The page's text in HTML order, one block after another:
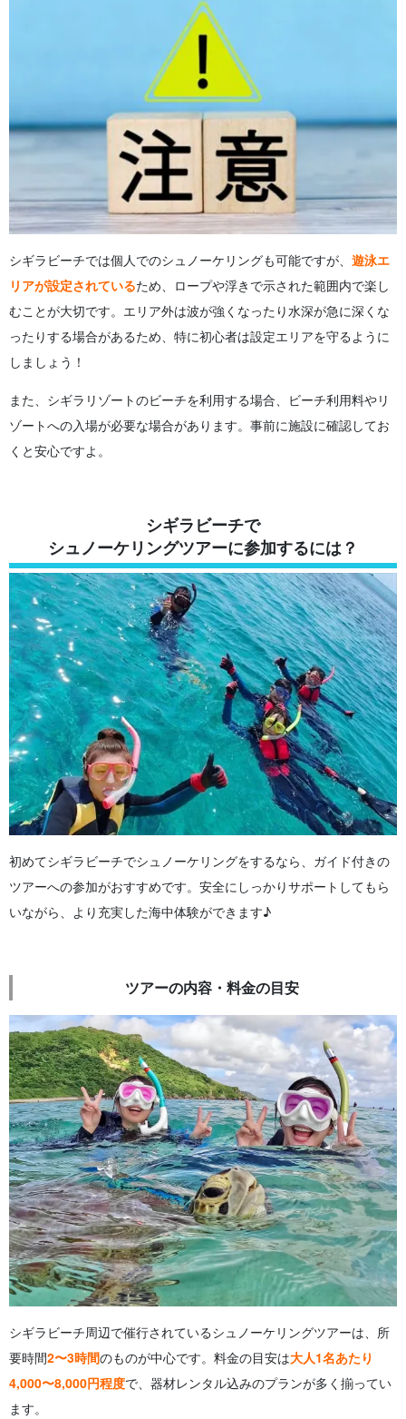
シギラビーチでは個人でのシュノーケリングも可能ですが、 遊泳エ
リアが設定されているため、ロープや浮きで示された範囲内で楽し
むことが大切です。エリア外は波が強くなったり水深が急に深くな
ったりする場合があるため、特に初心者は設定エリアを守るように
しましょう！
また、シギラリゾートのビーチを利用する場合、ビーチ利用料やリ
ゾートへの入場が必要な場合があります。事前に施設に確認してお
くと安心ですよ。
シギラビーチで
シュノーケリングツアーに参加するには？
初めてシギラビーチでシュノーケリングをするなら、ガイド付きの
ツアーへの参加がおすすめです。安全にしっかりサポートしてもら
いながら、より充実した海中体験ができます♪
ツアーの内容・料金の目安
シギラビーチ周辺で催行されているシュノーケリングツアーは、所
要時間2〜3時間のものが中心です。料金の目安は大人1名あたり
4,000〜8,000円程度で、器材レンタル込みのプランが多く揃ってい
ます。